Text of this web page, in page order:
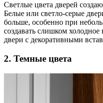
Светлые цвета дверей
Белые или светло-серые
больше, особенно при
создавать слишком
двери с декоративными
2. Темные цвета